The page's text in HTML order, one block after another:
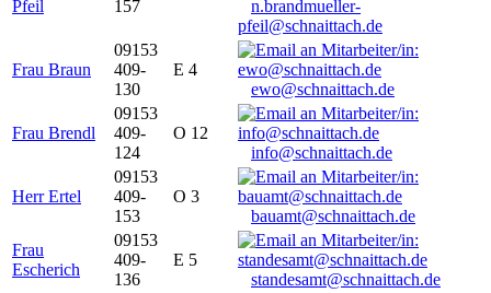
Pfeil
157
n.brandmueller-
pfeil@schnaittach.de
Frau Braun
09153
409-
130
E 4
ewo@schnaittach.de
Frau Brendl
09153
409-
124
O 12
info@schnaittach.de
Herr Ertel
09153
409-
153
O 3
bauamt@schnaittach.de
Frau
Escherich
09153
409-
136
E 5
standesamt@schnaittach.de